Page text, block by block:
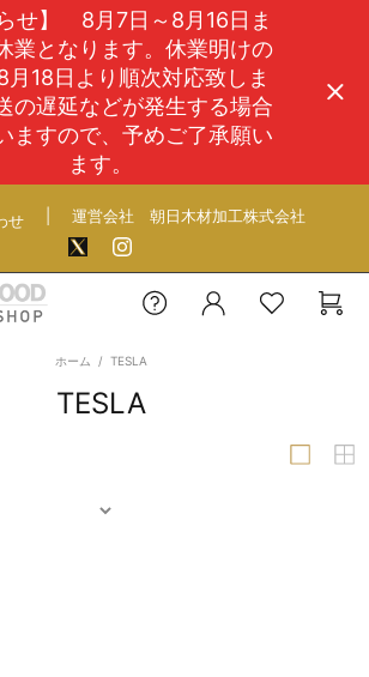
らせ】 8月7日～8月16日ま
業となります。休業明けの
月18日より順次対応致しま
の遅延などが発生する場合
ますので、予めご了承願い
ます。
せ 運営会社 朝日木材加工株式会社
ホーム TESLA
TESLA